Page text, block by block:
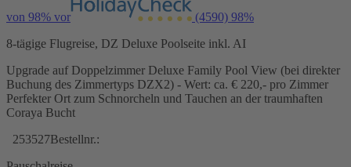
von 98% vor (4590) 98%
8-tägige Flugreise, DZ Deluxe Poolseite inkl. AI
Upgrade auf Doppelzimmer Deluxe Family Pool View (bei direkter
Buchung des Zimmertyps DZX2) - Wert: ca. € 220,- pro Zimmer
Perfekter Ort zum Schnorcheln und Tauchen an der traumhaften
Coraya Bucht
253527Bestellnr.: